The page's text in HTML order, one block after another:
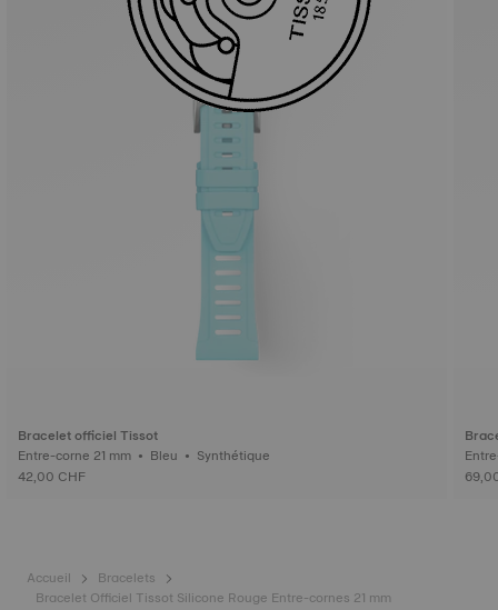
Bracelet officiel Tissot
Entre-corne 21 mm • Bleu • Synthétique
42,00 CHF
Accueil
Bracelets
Bracelet Officiel Tissot Silicone Rouge Entre-cornes 21 mm